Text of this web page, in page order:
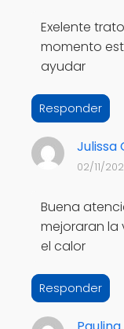
Exelente
momento
ayudar
Responder
Julissa
02/11/
Buena
mejoraran la
el calor
Responder